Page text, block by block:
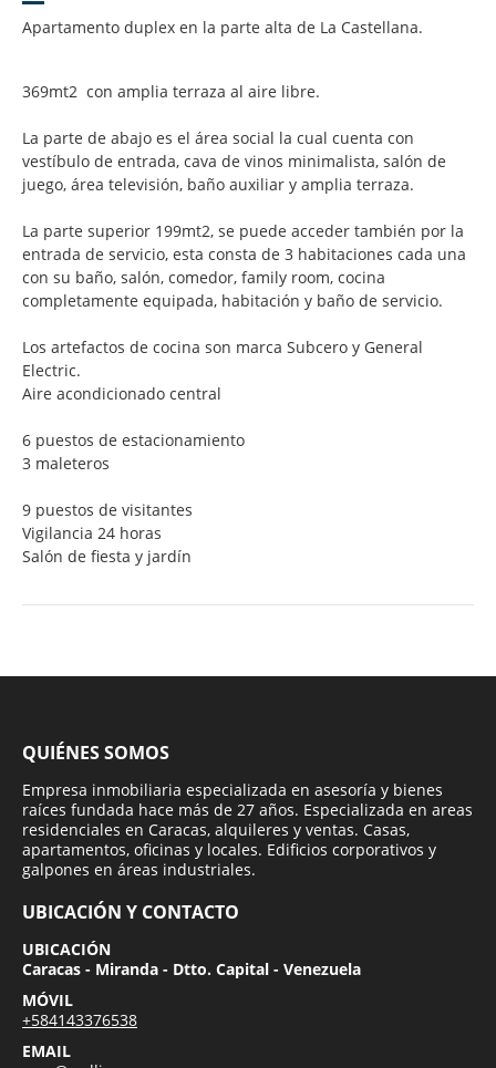
Apartamento duplex en la parte alta de La Castellana.
369mt2 con amplia terraza al aire libre.
La parte de abajo es el área social la cual cuenta con
vestíbulo de entrada, cava de vinos minimalista, salón de
juego, área televisión, baño auxiliar y amplia terraza.
La parte superior 199mt2, se puede acceder también por la
entrada de servicio, esta consta de 3 habitaciones cada una
con su baño, salón, comedor, family room, cocina
completamente equipada, habitación y baño de servicio.
Los artefactos de cocina son marca Subcero y General
Electric.
Aire acondicionado central
6 puestos de estacionamiento
3 maleteros
9 puestos de visitantes
Vigilancia 24 horas
Salón de fiesta y jardín
QUIÉNES SOMOS
Empresa inmobiliaria especializada en asesoría y bienes
raíces fundada hace más de 27 años. Especializada en areas
residenciales en Caracas, alquileres y ventas. Casas,
apartamentos, oficinas y locales. Edificios corporativos y
galpones en áreas industriales.
UBICACIÓN Y CONTACTO
UBICACIÓN
Caracas - Miranda - Dtto. Capital - Venezuela
MÓVIL
+584143376538
EMAIL